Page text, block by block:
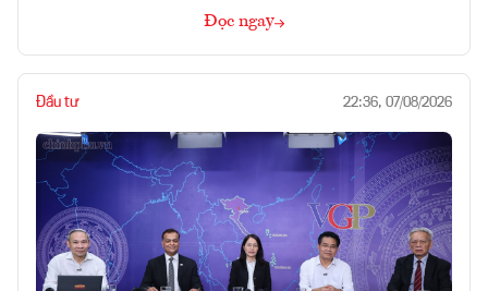
Đọc ngay
Đầu tư 22:36, 07/08/2026